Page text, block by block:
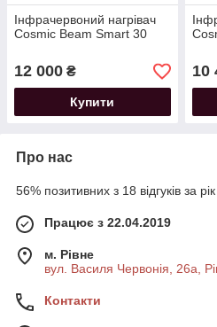
Інфрачервоний нагрівач
Cosmic Beam Smart 30
12 000 ₴
Купити
10
Про нас
56% позитивних з 18 відгуків за рік
Працює з 22.04.2019
м. Рівне
вул. Василя Червонія, 26а,
Контакти